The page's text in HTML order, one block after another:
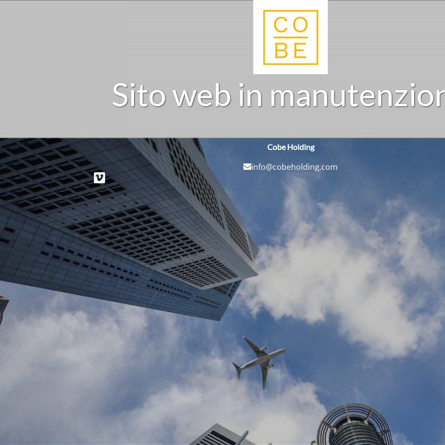
Sitowebinmanutenzio
Cobe Holding
info@cobeholding.com